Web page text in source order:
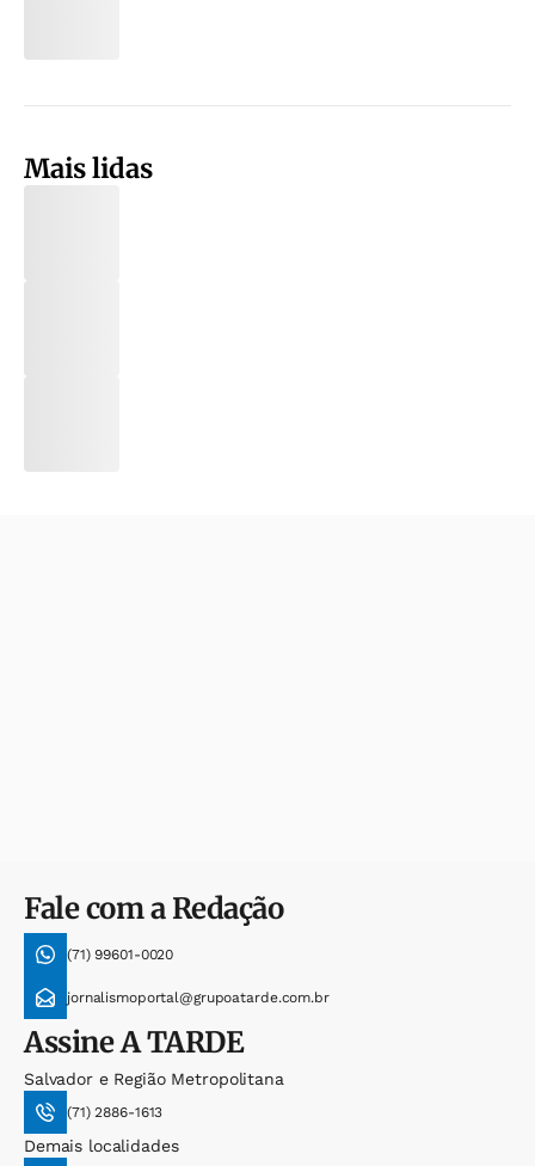
Mais lidas
Fale com a Redação
(71) 99601-0020
jornalismoportal@grupoatarde.com.br
AssineA TARDE
Salvador e Região Metropolitana
(71) 2886-1613
Demais localidades